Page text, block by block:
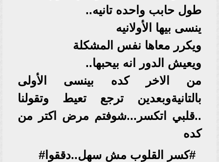
طول حابب واحده تانيه..
ينسى بيها الأولانيه
ويكرر معاها نفس المشكلة
ويعيش الدور انه بيحبها..
من الاخر كده بينسى الأولى
بالتانيةوبعدين ترجع تعيط وتقولنا
..قلبي اتكسر...شوفتم مرض اكتر من
كده
#كسر القلوب مش سهل..دققوا#